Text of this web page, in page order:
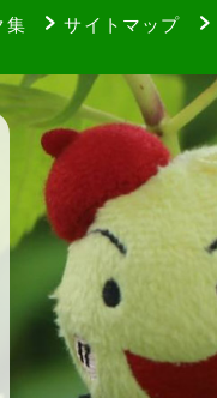
集 サイトマップ